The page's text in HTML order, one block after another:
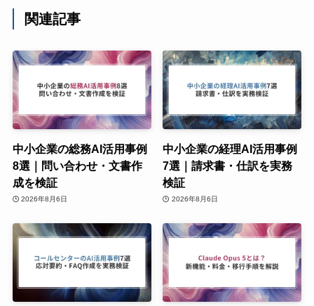
関連記事
中小企業の総務AI活用事例
8選｜問い合わせ・文書作
成を検証
2026年8月6日
中小企業の経理AI活用事例
7選｜請求書・仕訳を実務
検証
2026年8月6日